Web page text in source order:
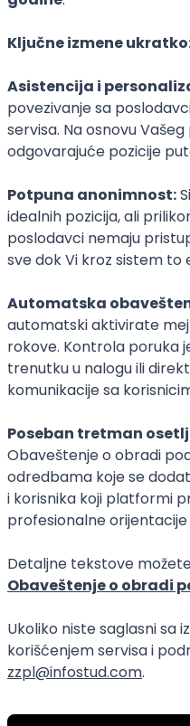
menadžment (viši)